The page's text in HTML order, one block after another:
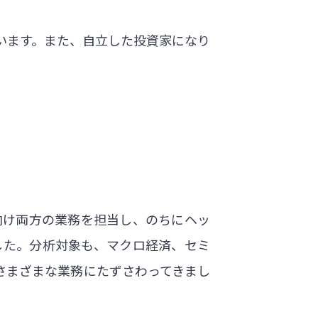
す。また、自立した投資家になり
両方の業務を担当し、のちにヘッ
。分析対象も、マクロ経済、セミ
ざまな業務にたずさわってきまし